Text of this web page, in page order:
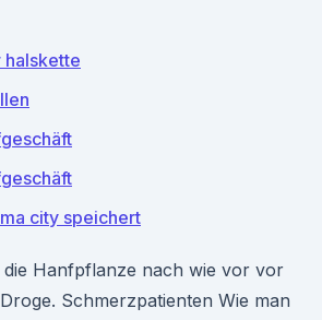
halskette
city speichert
die Hanfpflanze nach wie vor vor
Schmerzpatienten Wie man